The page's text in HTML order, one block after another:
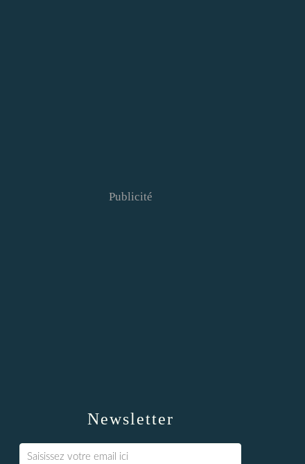
Newsletter
Publicité